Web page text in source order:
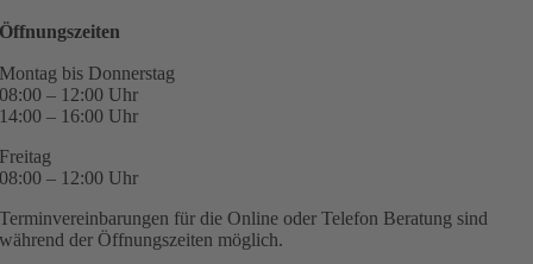
Öffnungszeiten
Montag bis Donnerstag
08:00 – 12:00 Uhr
14:00 – 16:00 Uhr
Freitag
08:00 – 12:00 Uhr
Terminvereinbarungen für die Online oder Telefon Beratung sind
während der Öffnungszeiten möglich.